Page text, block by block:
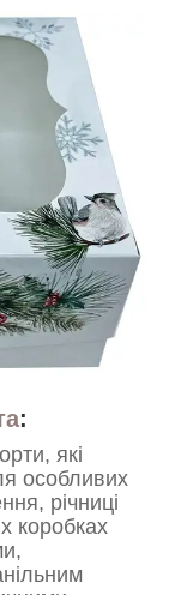
:
які
особливих
річниці
коробках